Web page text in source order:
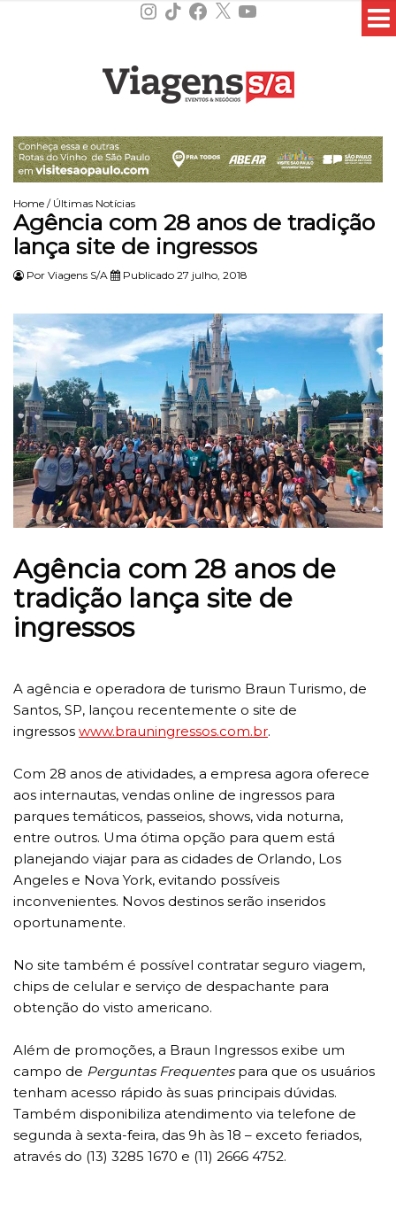
Instagram
TikTokFacebook
X YouTube
Home / Últimas Notícias
Agência com 28 anos de tradição
lança site de ingressos
Por Viagens S/A Publicado 27 julho, 2018
Agência com 28 anos de
tradição lança site de
ingressos
A agência e operadora de turismo Braun Turismo, de
Santos, SP, lançou recentemente o site de
ingressos www.brauningressos.com.br.
Com 28 anos de atividades, a empresa agora oferece
aos internautas, vendas online de ingressos para
parques temáticos, passeios, shows, vida noturna,
entre outros. Uma ótima opção para quem está
planejando viajar para as cidades de Orlando, Los
Angeles e Nova York, evitando possíveis
inconvenientes. Novos destinos serão inseridos
oportunamente.
No site também é possível contratar seguro viagem,
chips de celular e serviço de despachante para
obtenção do visto americano.
Além de promoções, a Braun Ingressos exibe um
campo de Perguntas Frequentespara que os usuários
tenham acesso rápido às suas principais dúvidas.
Também disponibiliza atendimento via telefone de
segunda à sexta-feira, das 9h às 18 – exceto feriados,
através do (13) 3285 1670 e (11) 2666 4752.